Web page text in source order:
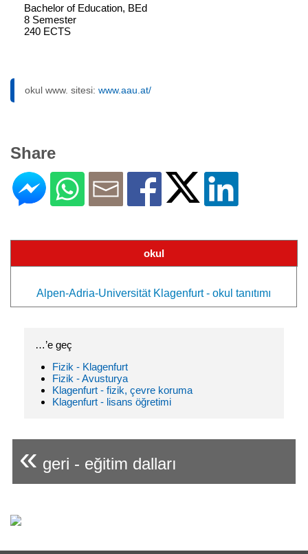
Bachelor of Education, BEd
8 Semester
240 ECTS
okul www. sitesi: www.aau.at/
Share
okul
Alpen-Adria-Universität Klagenfurt - okul tanıtımı
…’e geç
Fizik - Klagenfurt
Fizik - Avusturya
Klagenfurt - fizik, çevre koruma
Klagenfurt - lisans öğretimi
« geri - eğitim dalları